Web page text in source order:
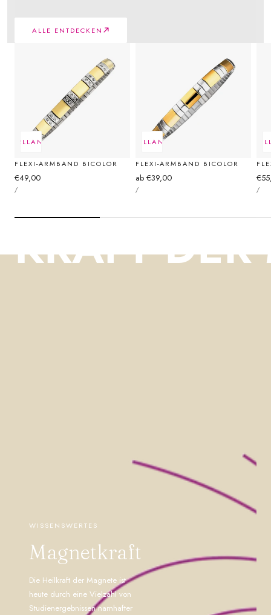
ALLE ENTDECKEN
FLEXI-ARMBAND BICOLOR
Regulärer
Preis
€49,00
STÜCKPREIS
/PRO
SCHNELLANSICHT
FLEXI-ARMBAND BICOLOR
Regulärer
Preis
ab €39,00
STÜCKPREIS
/PRO /
KRAFT
WISSENSWERTES
Magnetkraft
Die Heilkraft der Magnete ist
heute durch eine Vielzahl von
Studienergebnissen namhafter